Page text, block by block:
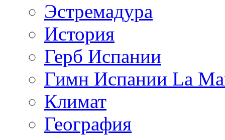
Эстремадура
История
Герб Испании
Гимн Испании La
Климат
География